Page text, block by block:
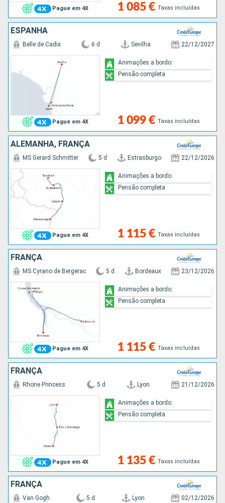
Pague em 4X 1 085 € Taxas incluídas
ESPANHA
Pague em 4X
Belle de Cadix 6 d Sevilha 22/12/2027
1 099 € Taxas incluídas
Animações a bordo:
Pensão completa
ALEMANHA, FRANÇA
Pague em 4X
MS Gerard Schmitter 5 d Estrasburgo 22/12/2026
1 115 € Taxas incluídas
Animações a bordo:
Pensão completa
FRANÇA
Pague em 4X
MS Cyrano de Bergerac 5 d Bordeaux 23/12/2026
1 115 € Taxas incluídas
Animações a bordo:
Pensão completa
FRANÇA
Pague em 4X
Rhone Princess 5 d Lyon 21/12/2026
1 135 € Taxas incluídas
Animações a bordo:
Pensão completa
FRANÇA
Van Gogh 5 d Lyon 02/12/2026